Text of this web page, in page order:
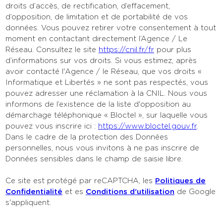
droits d’accès, de rectification, d’effacement,
d’opposition, de limitation et de portabilité de vos
données. Vous pouvez retirer votre consentement à tout
moment en contactant directement l’Agence / Le
Réseau. Consultez le site https://cnil.fr/fr pour plus
d’informations sur vos droits. Si vous estimez, après
avoir contacté l'Agence / le Réseau, que vos droits «
Informatique et Libertés » ne sont pas respectés, vous
pouvez adresser une réclamation à la CNIL. Nous vous
informons de l’existence de la liste d'opposition au
démarchage téléphonique « Bloctel », sur laquelle vous
pouvez vous inscrire ici : https://www.bloctel.gouv.fr.
Dans le cadre de la protection des Données
personnelles, nous vous invitons à ne pas inscrire de
Données sensibles dans le champ de saisie libre.
Ce site est protégé par reCAPTCHA, les Politiques de
Confidentialité et es Conditions d'utilisation de Google
s'appliquent.